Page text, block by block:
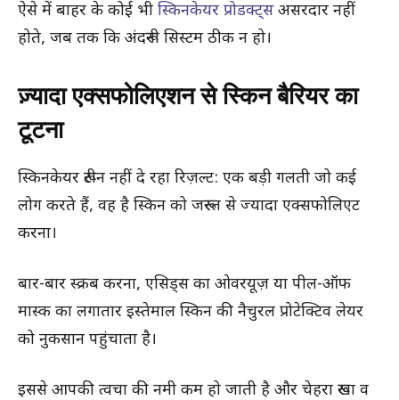
ऐसे में बाहर के कोई भी स्किनकेयर प्रोडक्ट्सअसरदार नहीं
होते, जब तक कि अंदरूनी सिस्टम ठीक न हो।
ज़्यादा एक्सफोलिएशन से स्किन बैरियर का
टूटना
स्किनकेयर रूटीन नहीं दे रहा रिज़ल्ट: एक बड़ी गलती जो कई
लोग करते हैं, वह है स्किन को जरूरत से ज्यादा एक्सफोलिएट
करना।
बार-बार स्क्रब करना, एसिड्स का ओवरयूज़ या पील-ऑफ
मास्क का लगातार इस्तेमाल स्किन की नैचुरल प्रोटेक्टिव लेयर
को नुकसान पहुंचाता है।
इससे आपकी त्वचा की नमी कम हो जाती है और चेहरा रूखा व